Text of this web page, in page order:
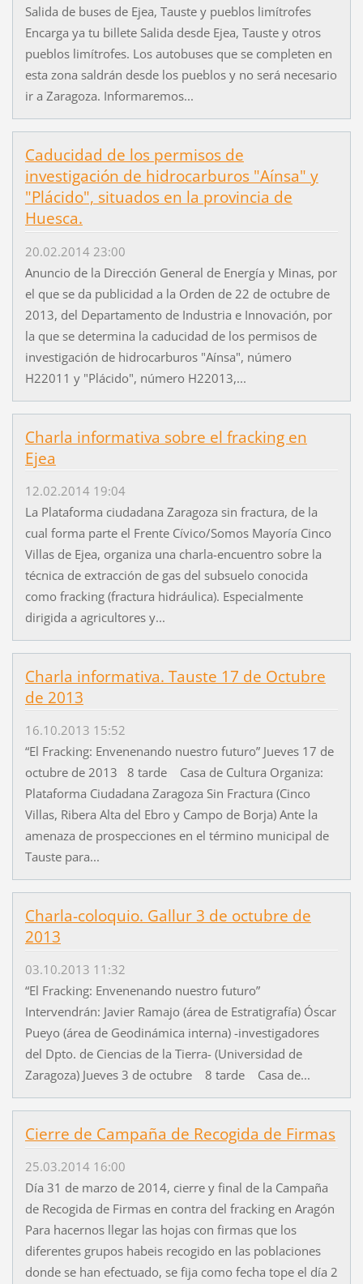
Salida de buses de Ejea, Tauste y pueblos limítrofes
Encarga ya tu billete Salida desde Ejea, Tauste y otros
pueblos limítrofes. Los autobuses que se completen en
esta zona saldrán desde los pueblos y no será necesario
ir a Zaragoza. Informaremos...
Caducidad de los permisos de
investigación de hidrocarburos "Aínsa" y
"Plácido", situados en la provincia de
Huesca.
20.02.2014 23:00
Anuncio de la Dirección General de Energía y Minas, por
el que se da publicidad a la Orden de 22 de octubre de
2013, del Departamento de Industria e Innovación, por
la que se determina la caducidad de los permisos de
investigación de hidrocarburos "Aínsa", número
H22011 y "Plácido", número H22013,...
Charla informativa sobre el fracking en
Ejea
12.02.2014 19:04
La Plataforma ciudadana Zaragoza sin fractura, de la
cual forma parte el Frente Cívico/Somos Mayoría Cinco
Villas de Ejea, organiza una charla-encuentro sobre la
técnica de extracción de gas del subsuelo conocida
como fracking (fractura hidráulica). Especialmente
dirigida a agricultores y...
Charla informativa. Tauste 17 de Octubre
de 2013
16.10.2013 15:52
“El Fracking: Envenenando nuestro futuro” Jueves 17 de
octubre de 2013 8 tarde Casa de Cultura Organiza:
Plataforma Ciudadana Zaragoza Sin Fractura (Cinco
Villas, Ribera Alta del Ebro y Campo de Borja) Ante la
amenaza de prospecciones en el término municipal de
Tauste para...
Charla-coloquio. Gallur 3 de octubre de
2013
03.10.2013 11:32
“El Fracking: Envenenando nuestro futuro”
Intervendrán: Javier Ramajo (área de Estratigrafía) Óscar
Pueyo (área de Geodinámica interna) -investigadores
del Dpto. de Ciencias de la Tierra- (Universidad de
Zaragoza) Jueves 3 de octubre 8 tarde Casa de...
Cierre de Campaña de Recogida de Firmas
25.03.2014 16:00
Día 31 de marzo de 2014, cierre y final de la Campaña
de Recogida de Firmas en contra del fracking en Aragón
Para hacernos llegar las hojas con firmas que los
diferentes grupos habeis recogido en las poblaciones
donde se han efectuado, se fija como fecha tope el día 2